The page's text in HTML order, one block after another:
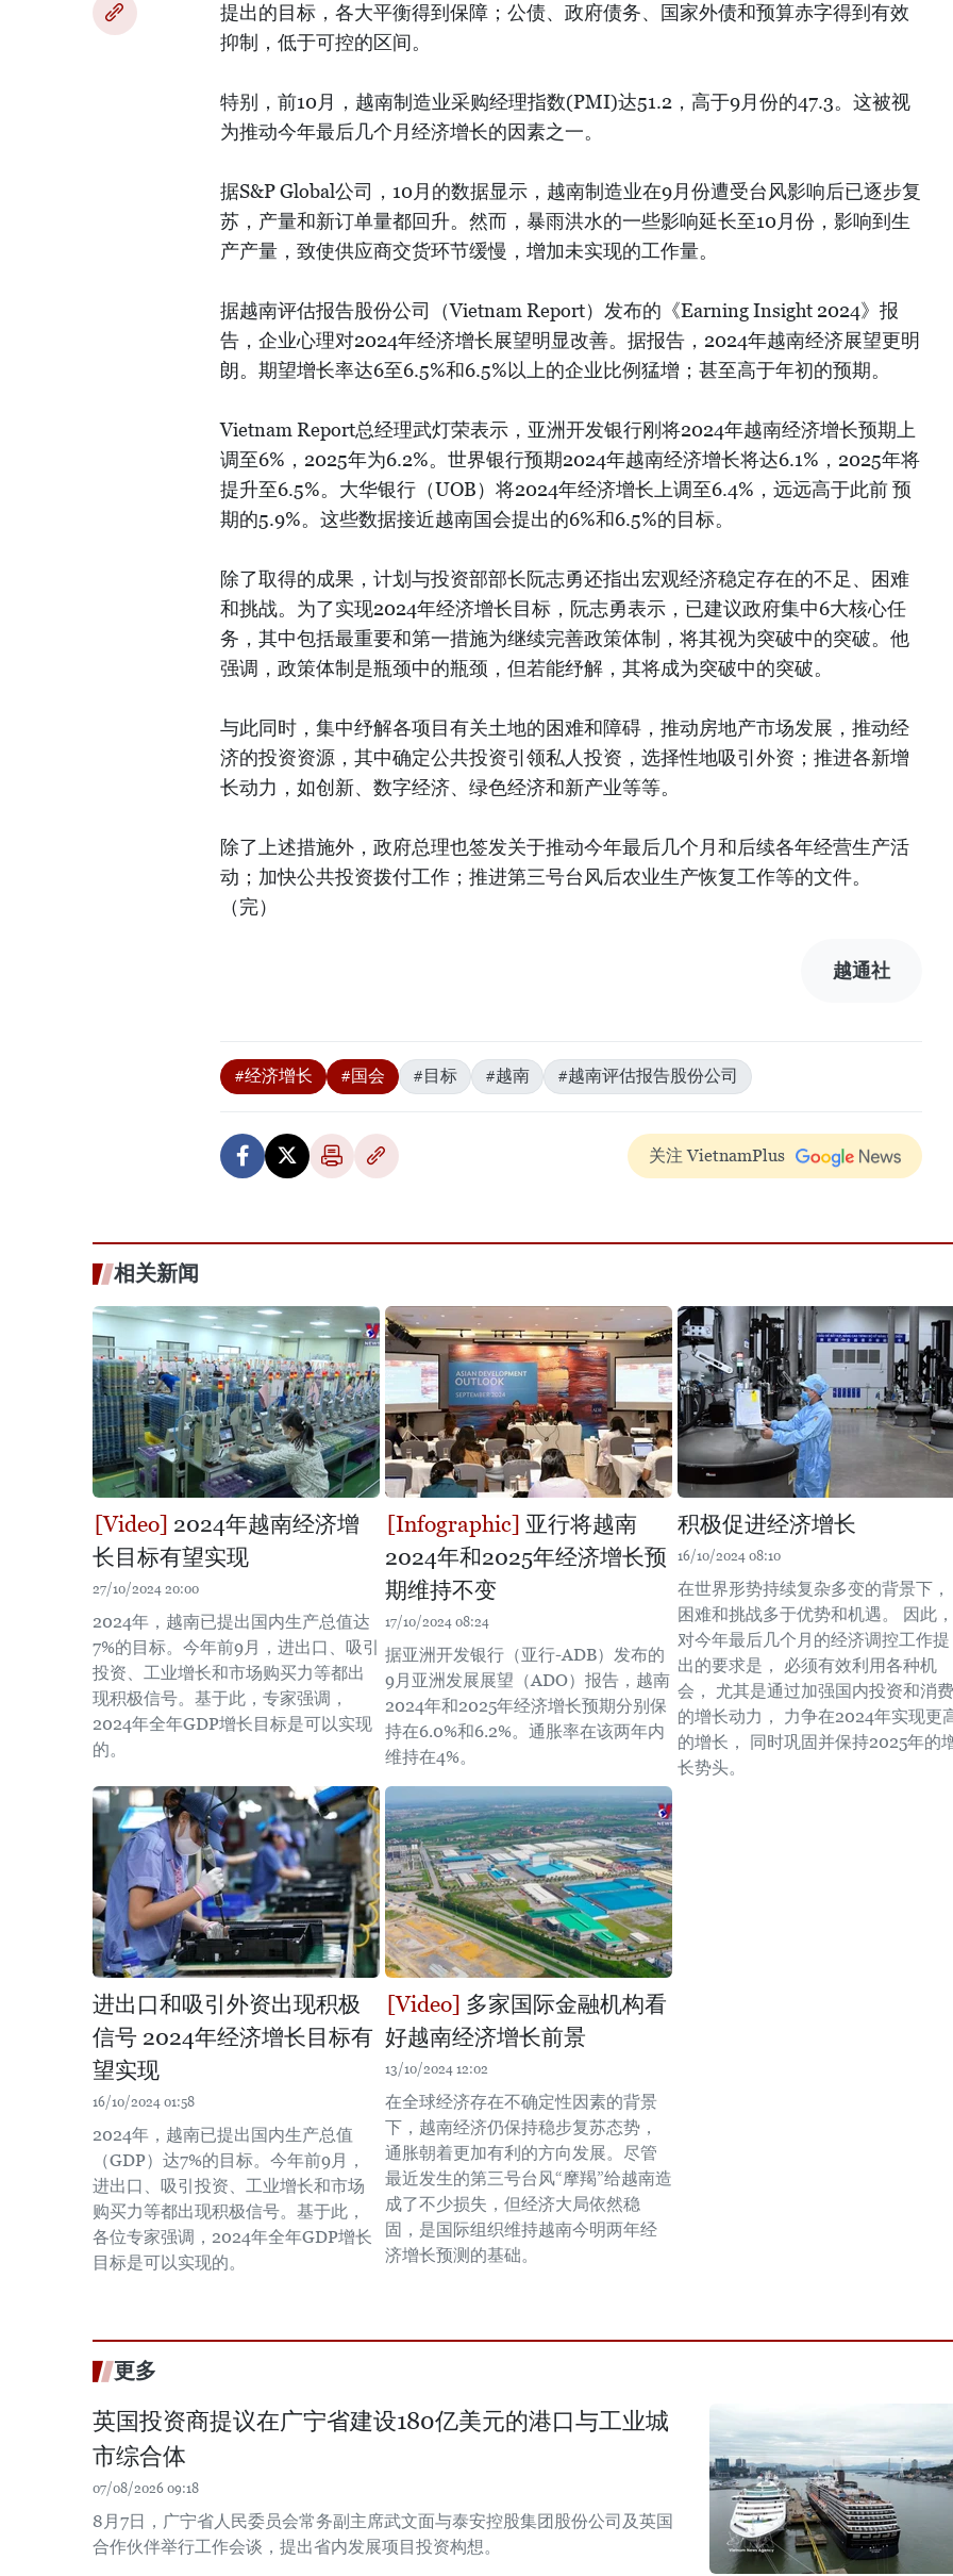
提出的目标，各大平衡得到保障；公债、政府债务、国家外债和预算赤字得到有效
抑制，低于可控的区间。
特别，前10月，越南制造业采购经理指数(PMI)达51.2，高于9月份的47.3。这被视
为推动今年最后几个月经济增长的因素之一。
据S&P Global公司，10月的数据显示，越南制造业在9月份遭受台风影响后已逐步复
苏，产量和新订单量都回升。然而，暴雨洪水的一些影响延长至10月份，影响到生
产产量，致使供应商交货环节缓慢，增加未实现的工作量。
据越南评估报告股份公司（Vietnam Report）发布的《Earning Insight 2024》报
告，企业心理对2024年经济增长展望明显改善。据报告，2024年越南经济展望更明
朗。期望增长率达6至6.5%和6.5%以上的企业比例猛增；甚至高于年初的预期。
Vietnam Report总经理武灯荣表示，亚洲开发银行刚将2024年越南经济增长预期上
调至6%，2025年为6.2%。世界银行预期2024年越南经济增长将达6.1%，2025年将
提升至6.5%。大华银行（UOB）将2024年经济增长上调至6.4%，远远高于此前 预
期的5.9%。这些数据接近越南国会提出的6%和6.5%的目标。
除了取得的成果，计划与投资部部长阮志勇还指出宏观经济稳定存在的不足、困难
和挑战。为了实现2024年经济增长目标，阮志勇表示，已建议政府集中6大核心任
务，其中包括最重要和第一措施为继续完善政策体制，将其视为突破中的突破。他
强调，政策体制是瓶颈中的瓶颈，但若能纾解，其将成为突破中的突破。
与此同时，集中纾解各项目有关土地的困难和障碍，推动房地产市场发展，推动经
济的投资资源，其中确定公共投资引领私人投资，选择性地吸引外资；推进各新增
长动力，如创新、数字经济、绿色经济和新产业等等。
除了上述措施外，政府总理也签发关于推动今年最后几个月和后续各年经营生产活
动；加快公共投资拨付工作；推进第三号台风后农业生产恢复工作等的文件。
（完）
越通社
#经济增长 #国会 #目标 #越南 #越南评估报告股份公司
关注 VietnamPlus
相关新闻
2024年越南经济增
长目标有望实现
27/10/2024 20:00
2024年，越南已提出国内生产总值达
7%的目标。今年前9月，进出口、吸引
投资、工业增长和市场购买力等都出
现积极信号。基于此，专家强调，
2024年全年GDP增长目标是可以实现
的。
亚行将越南
2024年和2025年经济增长预
期维持不变
17/10/2024 08:24
据亚洲开发银行（亚行-ADB）发布的
9月亚洲发展展望（ADO）报告，越南
2024年和2025年经济增长预期分别保
持在6.0%和6.2%。通胀率在该两年内
维持在4%。
积极促进经济增长
16/10/2024 08:10
在世界形势持续复杂多变的背景下，
困难和挑战多于优势和机遇。 因此，
对今年最后几个月的经济调控工作提
出的要求是， 必须有效利用各种机
会， 尤其是通过加强国内投资和消费
的增长动力， 力争在2024年实现更
的增长， 同时巩固并保持2025年的
长势头。
进出口和吸引外资出现积极
信号 2024年经济增长目标有
望实现
16/10/2024 01:58
2024年，越南已提出国内生产总值
（GDP）达7%的目标。今年前9月，
进出口、吸引投资、工业增长和市场
购买力等都出现积极信号。基于此，
各位专家强调，2024年全年GDP增长
目标是可以实现的。
多家国际金融机构看
好越南经济增长前景
13/10/2024 12:02
在全球经济存在不确定性因素的背景
下，越南经济仍保持稳步复苏态势，
通胀朝着更加有利的方向发展。尽管
最近发生的第三号台风“摩羯”给越南造
成了不少损失，但经济大局依然稳
固，是国际组织维持越南今明两年经
济增长预测的基础。
更多
英国投资商提议在广宁省建设180亿美元的港口与工业城
市综合体
07/08/2026 09:18
8月7日，广宁省人民委员会常务副主席武文面与泰安控股集团股份公司及英国
合作伙伴举行工作会谈，提出省内发展项目投资构想。